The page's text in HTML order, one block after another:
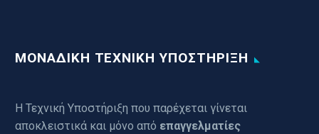
ΜΟΝΑΔΙΚΗ ΤΕΧΝΙΚΗ ΥΠΟΣΤΗΡΙΞΗ
Η Τεχνική Υποστήριξη που παρέχεται γίνεται
αποκλειστικά και μόνο από επαγγελματίες